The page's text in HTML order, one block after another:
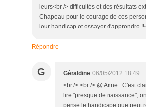
leurs<br /> difficultés et des résultats
Chapeau pour le courage de ces
leur handicap et essayer d'apprendre
Répondre
G Géraldine 06/05/2012 18:49
<br /> <br /> @ Anne : C'est
lire "presque de naissance",
pense le handicape que peut